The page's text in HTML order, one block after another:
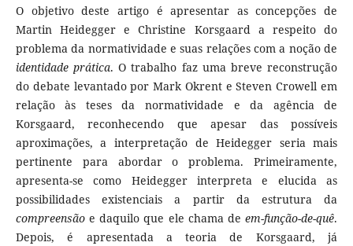
O objetivo deste artigo é apresentar as concepções de
Martin Heidegger e Christine Korsgaard a respeito do
problema da normatividade e suas relações com a noção de
identidade prática. O trabalho faz uma breve reconstrução
do debate levantado por Mark Okrent e Steven Crowell em
relação às teses da normatividade e da agência de
Korsgaard, reconhecendo que apesar das possíveis
aproximações, a interpretação de Heidegger seria mais
pertinente para abordar o problema. Primeiramente,
apresenta-se como Heidegger interpreta e elucida as
possibilidades existenciais a partir da estrutura da
compreensãoe daquilo que ele chama deem-função-de-quê.
Depois, é apresentada a teoria de Korsgaard, já